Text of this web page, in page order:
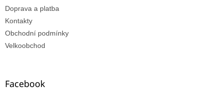
Doprava a platba
Kontakty
Obchodní podmínky
Velkoobchod
Facebook